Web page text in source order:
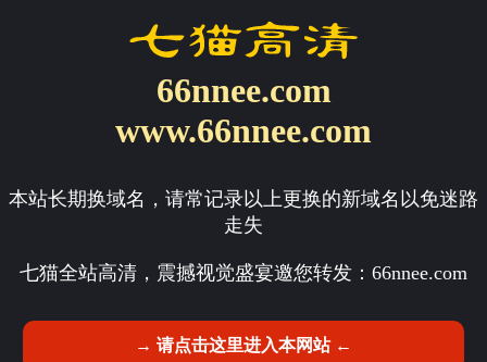
66nnee.com
www.66nnee.com
本站长期换域名，请常记录以上更换的新域名以免迷路
走失
七猫全站高清，震撼视觉盛宴邀您转发： 66nnee.com
→ 请点击这里进入本网站 ←